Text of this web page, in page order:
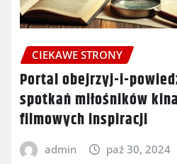
CIEKAWE STRONY
Portal obejrzyj-i-
spotkań miłośników
filmowych inspiracji
admin paź 30, 2024